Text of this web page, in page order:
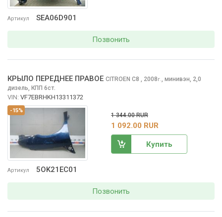
Артикул SEA06D901
Позвонить
-15%
Артикул 5OK21EC01
КРЫЛО ПЕРЕДНЕЕ ПРАВОЕ CITROEN C8 , 2008г., минивэн, 2,0
дизель, КПП 6ст.
VIN: VF7EBRHKH13311372
1 344.00 RUR
1 092.00 RUR
Купить
Позвонить